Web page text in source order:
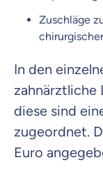
Zuschläge
In den
zahnärztliche
diese sind
zugeordnet.
Euro